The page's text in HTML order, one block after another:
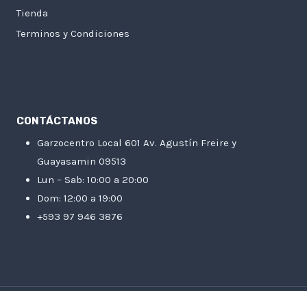
Tienda
Terminos y Condiciones
CONTÁCTANOS
Garzocentro Local 601 Av. Agustín Freire y
Guayasamin 09513
Lun – Sab: 10:00 a 20:00
Dom: 12:00 a 19:00
+593 97 946 3876